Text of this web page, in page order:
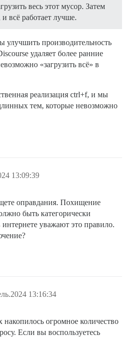
весь этот мусор. Затем
всё работает лучше.
улучшить производительность
удаляет более ранние
«загрузить всё» в
реализация ctrl+f, и мы
тем, которые невозможно
13:09:39
оправдания. Похищение
быть категорически
уважают это правило.
13:16:34
накопилось огромное количество
Если вы воспользуетесь